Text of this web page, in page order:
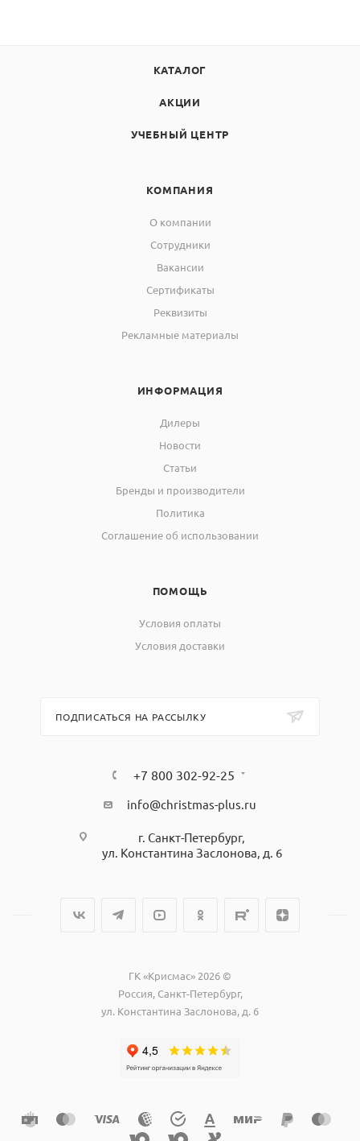
КАТАЛОГ
АКЦИИ
УЧЕБНЫЙ ЦЕНТР
КОМПАНИЯ
О компании
Сотрудники
Вакансии
Сертификаты
Реквизиты
Рекламные материалы
ИНФОРМАЦИЯ
Дилеры
Новости
Статьи
Бренды и производители
Политика
Соглашение об использовании
ПОМОЩЬ
Условия оплаты
Условия доставки
ПОДПИСАТЬСЯ НА РАССЫЛКУ
+7 800 302-92-25
info@christmas-plus.ru
г. Санкт-Петербург,
ул. Константина Заслонова, д. 6
ГК «Крисмас» 2026 ©
Россия, Санкт-Петербург,
ул. Константина Заслонова, д. 6